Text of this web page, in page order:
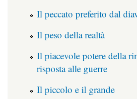
Il peccato preferito dal
Il peso della realtà
Il piacevole potere della
risposta alle guerre
Il piccolo e il grande